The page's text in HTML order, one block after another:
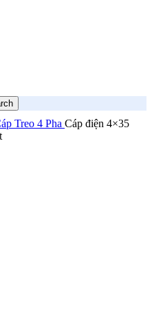
Treo 4 Pha Cáp điện 4×35